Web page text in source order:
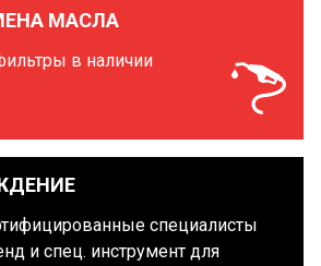
МАСЛА
в наличии
специалисты
и спец. инструмент для